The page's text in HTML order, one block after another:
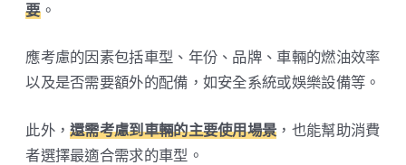
要。
應考慮的因素包括車型、年份、品牌、車輛的燃油效率
以及是否需要額外的配備，如安全系統或娛樂設備等。
此外，還需考慮到車輛的主要使用場景 ，也能幫助消費
者選擇最適合需求的車型。